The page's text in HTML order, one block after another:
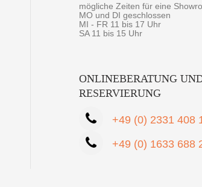
mögliche Zeiten für eine
MO und DI geschlossen
MI - FR 11 bis 17 Uhr
SA 11 bis 15 Uhr
ONLINEBERATUNG
RESERVIERUNG
+49 (0) 2331 408
+49 (0) 1633 688